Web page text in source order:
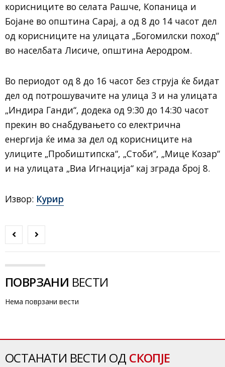
корисниците во селата Рашче, Копаница и
Бојане во општина Сарај, а од 8 до 14 часот дел
од корисниците на улицата „Богомилски поход“
во населбата Лисиче, општина Аеродром.
Во периодот од 8 до 16 часот без струја ќе бидат
дел од потрошувачите на улица 3 и на улицата
„Индира Ганди“, додека од 9:30 до 14:30 часот
прекин во снабдувањето со електрична
енергија ќе има за дел од корисниците на
улиците „Пробиштипска“, „Стоби“, „Мице Козар“
и на улицата „Виа Игнација“ кај зграда број 8.
Извор: Курир
ПОВРЗАНИ ВЕСТИ
Нема поврзани вести
ОСТАНАТИ ВЕСТИ ОД СКОПЈЕ